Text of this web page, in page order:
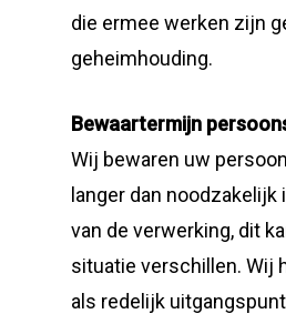
die ermee werken zijn
geheimhouding.
Bewaartermijn
Wij bewaren uw
langer dan noodzakelijk
van de verwerking, dit
situatie verschillen. Wij
als redelijk